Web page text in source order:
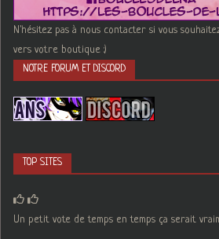
N'hésitez pas à nous contacter si vous
vers votre boutique :)
NOTRE FORUM ET DISCORD
TOP SITES
Un petit vote de temps en temps ça serait